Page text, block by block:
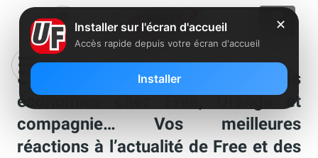
Un player Freebox critiqué , faire des
économies chez Free, Orange et
compagnie… Vos meilleures
réactions à l’actualité de Free et des
✕
Installer sur l'écran d'accueil
Accès rapide depuis votre écran d'accueil
Installer